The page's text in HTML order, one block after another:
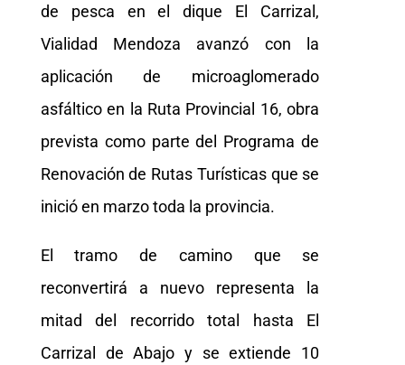
de pesca en el dique El Carrizal,
Vialidad Mendoza avanzó con la
aplicación de microaglomerado
asfáltico en la Ruta Provincial 16, obra
prevista como parte del Programa de
Renovación de Rutas Turísticas que se
inició en marzo toda la provincia.
El tramo de camino que se
reconvertirá a nuevo representa la
mitad del recorrido total hasta El
Carrizal de Abajo y se extiende 10